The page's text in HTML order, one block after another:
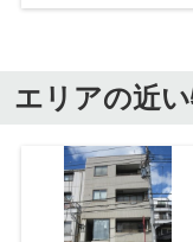
エリアの近